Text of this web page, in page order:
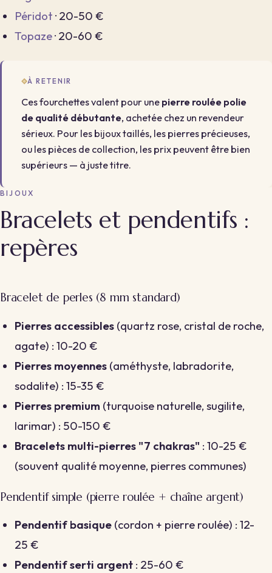
Péridot · 20-50 €
Topaze· 20-60 €
À RETENIR
Ces fourchettes valent pour une pierre roulée polie
de qualité débutante, achetée chez un revendeur
sérieux. Pour les bijoux taillés, les pierres précieuses,
ou les pièces de collection, les prix peuvent être bien
supérieurs — à juste titre.
BIJOUX
Bracelets et pendentifs :
repères
Bracelet de perles (8 mm standard)
Pierres accessibles (quartz rose, cristal de roche,
agate) : 10-20 €
Pierres moyennes (améthyste, labradorite,
sodalite) : 15-35 €
Pierres premium (turquoise naturelle, sugilite,
larimar) : 50-150 €
Bracelets multi-pierres "7 chakras" : 10-25 €
(souvent qualité moyenne, pierres communes)
Pendentif simple (pierre roulée + chaîne argent)
Pendentif basique (cordon + pierre roulée) : 12-
25 €
Pendentif serti argent : 25-60 €